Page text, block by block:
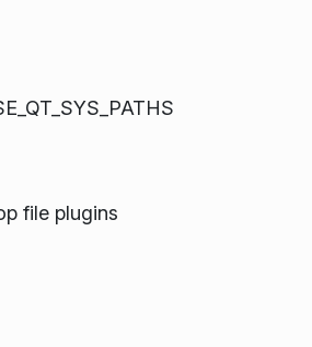
file plugins